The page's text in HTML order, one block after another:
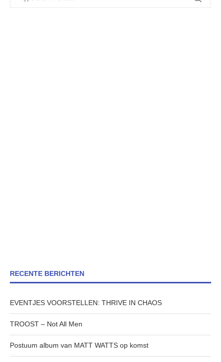
RECENTE BERICHTEN
EVENTJES VOORSTELLEN: THRIVE IN CHAOS
TROOST – Not All Men
Postuum album van MATT WATTS op komst